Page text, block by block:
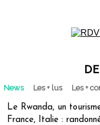
News Les + lus Les +
Le Rwanda, un
France, Italie :